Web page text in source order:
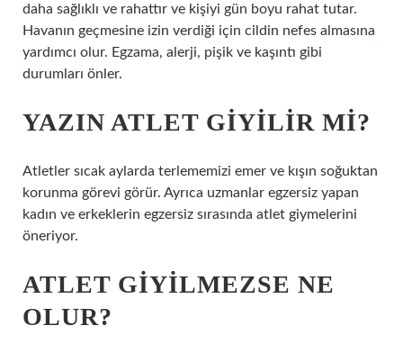
daha sağlıklı ve rahattır ve kişiyi gün boyu rahat tutar.
Havanın geçmesine izin verdiği için cildin nefes almasına
yardımcı olur. Egzama, alerji, pişik ve kaşıntı gibi
durumları önler.
YAZIN ATLET GIYILIR MI?
Atletler sıcak aylarda terlememizi emer ve kışın soğuktan
korunma görevi görür. Ayrıca uzmanlar egzersiz yapan
kadın ve erkeklerin egzersiz sırasında atlet giymelerini
öneriyor.
ATLET GIYILMEZSE NE
OLUR?